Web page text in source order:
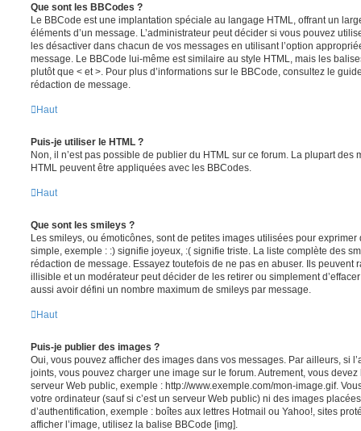
Que sont les BBCodes ?
Le BBCode est une implantation spéciale au langage HTML, offrant un
éléments d’un message. L’administrateur peut décider si vous pouvez
les désactiver dans chacun de vos messages en utilisant l’option
message. Le BBCode lui-même est similaire au style HTML, mais les
plutôt que < et >. Pour plus d’informations sur le BBCode, consultez le
rédaction de message.
Haut
Puis-je utiliser le HTML ?
Non, il n’est pas possible de publier du HTML sur ce forum. La plupart des
HTML peuvent être appliquées avec les BBCodes.
Haut
Que sont les smileys ?
Les smileys, ou émoticônes, sont de petites images utilisées pour
simple, exemple : :) signifie joyeux, :( signifie triste. La liste complète des
rédaction de message. Essayez toutefois de ne pas en abuser. Ils peuvent
illisible et un modérateur peut décider de les retirer ou simplement
aussi avoir défini un nombre maximum de smileys par message.
Haut
Puis-je publier des images ?
Oui, vous pouvez afficher des images dans vos messages. Par ailleurs, si
joints, vous pouvez charger une image sur le forum. Autrement, vous
serveur Web public, exemple : http://www.exemple.com/mon-image.gif.
votre ordinateur (sauf si c’est un serveur Web public) ni des images
d’authentification, exemple : boîtes aux lettres Hotmail ou Yahoo!, sites
afficher l’image, utilisez la balise BBCode [img].